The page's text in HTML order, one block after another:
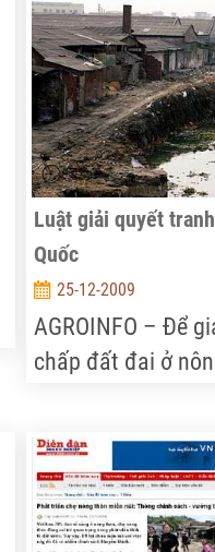
Luật giải quyết
Quốc
25-12-2009
AGROINFO – Để
chấp đất đai ở
chấp kinh doanh,
nông thôn”. Đây là
được chuyển tải
sách Việt Trung